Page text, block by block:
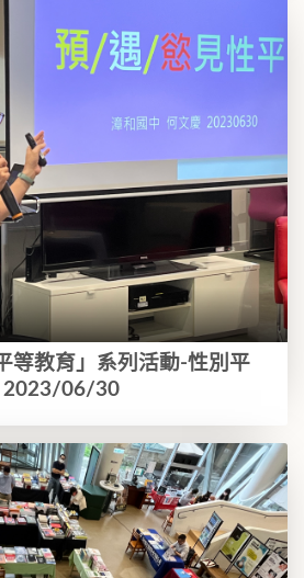
等教育」系列活動-性別平
2023/06/30